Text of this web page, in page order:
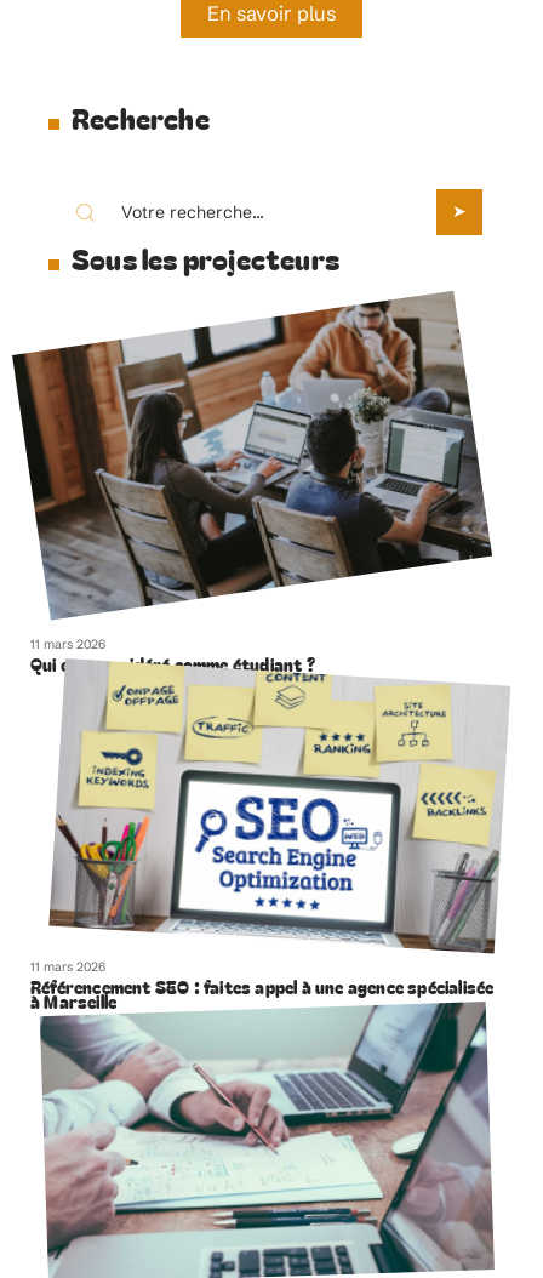
En savoir plus
Recherche
Sous les projecteurs
11 mars 2026
Qui est considéré comme étudiant ?
11 mars 2026
Référencement SEO : faites appel à une agence spécialisée
à Marseille